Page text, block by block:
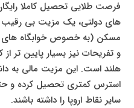
فرصت طلایی تحصیل کاملا
های دولتی، یک مزیت بی
مسکن (به خصوص خوابگاه های
و تفریحات نیز بسیار پایین تر
هلند است. این مزیت مالی به
استرس کمتری تحصیل کرده و
سایر نقاط اروپا را داشته باشند.